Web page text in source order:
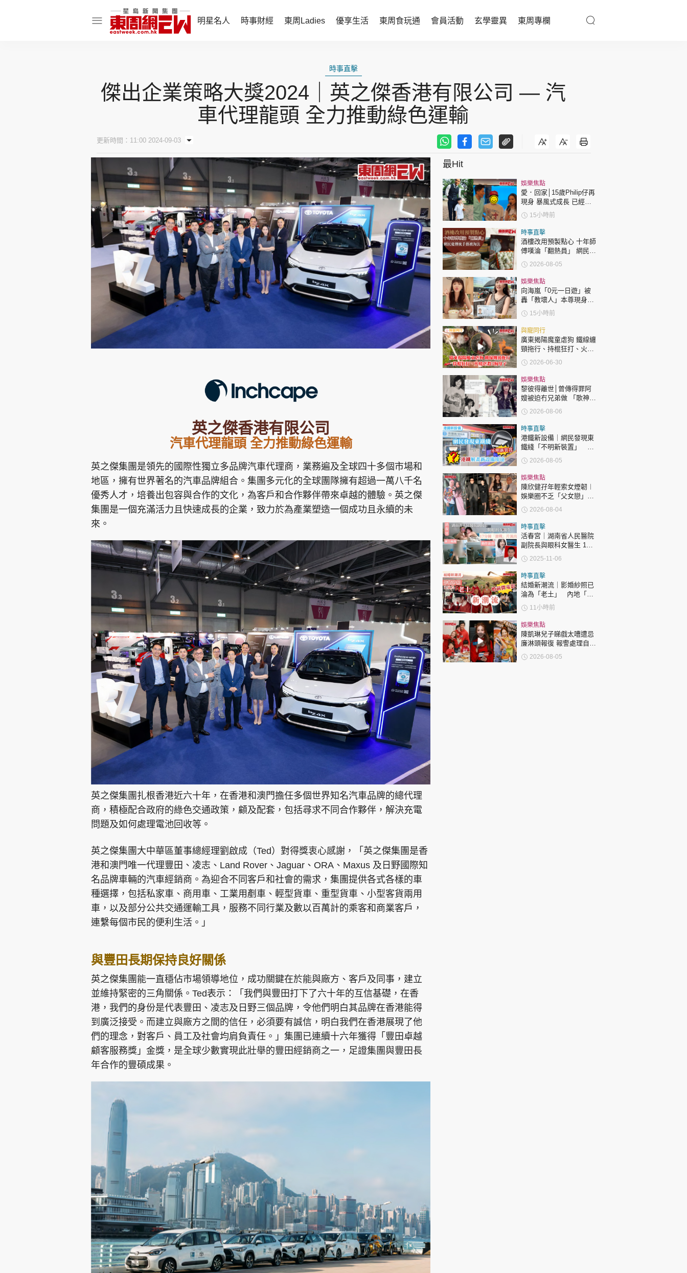
明星名人 時事財經 東周Ladies 優享生活 東周食玩通 會員活動 玄學靈異 東周專欄
話題人物 財經智庫
焦點人物
時尚生活
健康醫美
親子天地
東周食玩通
樂在灣區
飲食玩樂
會員活動
東周JETSO
玄學靈異
東勝運程
智富天下 李居明
神機妙算 李丞責
緣來有理 麥玲玲
鬼靈精怪 威師兄
娛樂名人
文化藝術
時政財經
健康生活
飲食旅遊
集團旗下品牌
東周刊 cazbuyer 東Touch PCM 電腦廣場 星島頭條 星島日報 頭條日報 星島環球 The Standard 親子王
頭條搵工
隱私政策聲明 使用條款 版權及免責聲明 Copyright © 東周網 版權所有 . 不得轉載 ©Eastweek.com.hk. All rights reserved.
時事直擊
傑出企業策略大獎2024｜英之傑香港有限公司 — 汽
車代理龍頭 全力推動綠色運輸
更新時間：11:00 2024-09-03
英之傑香港有限公司
汽車代理龍頭 全力推動綠色運輸
英之傑集團是領先的國際性獨立多品牌汽車代理商，業務遍及全球四十多個市場和
地區，擁有世界著名的汽車品牌組合。集團多元化的全球團隊擁有超過一萬八千名
優秀人才，培養出包容與合作的文化，為客戶和合作夥伴帶來卓越的體驗。英之傑
集團是一個充滿活力且快速成長的企業，致力於為產業塑造一個成功且永續的未
來。
英之傑集團扎根香港近六十年，在香港和澳門擔任多個世界知名汽車品牌的總代理
商，積極配合政府的綠色交通政策，顧及配套，包括尋求不同合作夥伴，解決充電
問題及如何處理電池回收等。
英之傑集團大中華區董事總經理劉啟成（Ted）對得獎衷心感謝，「英之傑集團是香
港和澳門唯一代理豐田、凌志、Land Rover、Jaguar、ORA、Maxus 及日野國際知
名品牌車輛的汽車經銷商。為迎合不同客戶和社會的需求，集團提供各式各樣的車
種選擇，包括私家車、商用車、工業用剷車、輕型貨車、重型貨車、小型客貨兩用
車，以及部分公共交通運輸工具，服務不同行業及數以百萬計的乘客和商業客戶，
連繫每個市民的便利生活。」
與豐田長期保持良好關係
英之傑集團能一直穩佔市場領導地位，成功關鍵在於能與廠方、客戶及同事，建立
並維持緊密的三角關係。Ted表示：「我們與豐田打下了六十年的互信基礎，在香
港，我們的身份是代表豐田、凌志及日野三個品牌，令他們明白其品牌在香港能得
到廣泛接受。而建立與廠方之間的信任，必須要有誠信，明白我們在香港展現了他
們的理念，對客戶、員工及社會均肩負責任。」集團已連續十六年獲得「豐田卓越
顧客服務獎」金獎，是全球少數實現此壯舉的豐田經銷商之一，足證集團與豐田長
年合作的豐碩成果。
最Hit
娛樂焦點
愛．回家│15歲Philip仔再
現身 暴風式成長 已經高
過「三太」樊亦敏！
15小時前
時事直擊
酒樓改用預製點心 十年師
傅嘆淪「翻熱員」 網民憂
傳統手藝被淘汰
2026-08-05
娛樂焦點
向海嵐「0元一日遊」被
轟「教壞人」本尊現身回
應網民
15小時前
與寵同行
廣東揭陽魔童虐狗 鐵線纏
頸拖行、持棍狂打、火燒
虐殺3狗母子
2026-06-30
娛樂焦點
黎彼得離世│曾傳得罪阿
嫂被迫冇兄弟做 「歌神」
許冠傑親筆撰寫悼念忘友
2026-08-06
時事直擊
港鐵新設備｜網民發現東
鐵綫「不明新裝置」 港
鐵解畫新設備用途
2026-08-05
娛樂焦點
陳欣健孖年輕索女煙韌︱
娛樂圈不乏「父女戀」
「爺孫戀」 年齡差距最大
達51歲 最受矚目有李龍
基謝賢
2026-08-04
時事直擊
活春宮｜湖南省人民醫院
副院長與眼科女醫生 17
分鐘「激戰」片流出 動作
露骨 網上瘋傳
2025-11-06
時事直擊
結婚新潮流｜影婚紗照已
淪為「老土」 內地「婚
前微電影」成新潮流
11小時前
娛樂焦點
陳凱琳兒子睇戲太嘈遭忌
廉淋頭報復 報警處理自責
護子不力 歐錦棠陳倩揚齊
表態「媽媽有責任」
2026-08-05